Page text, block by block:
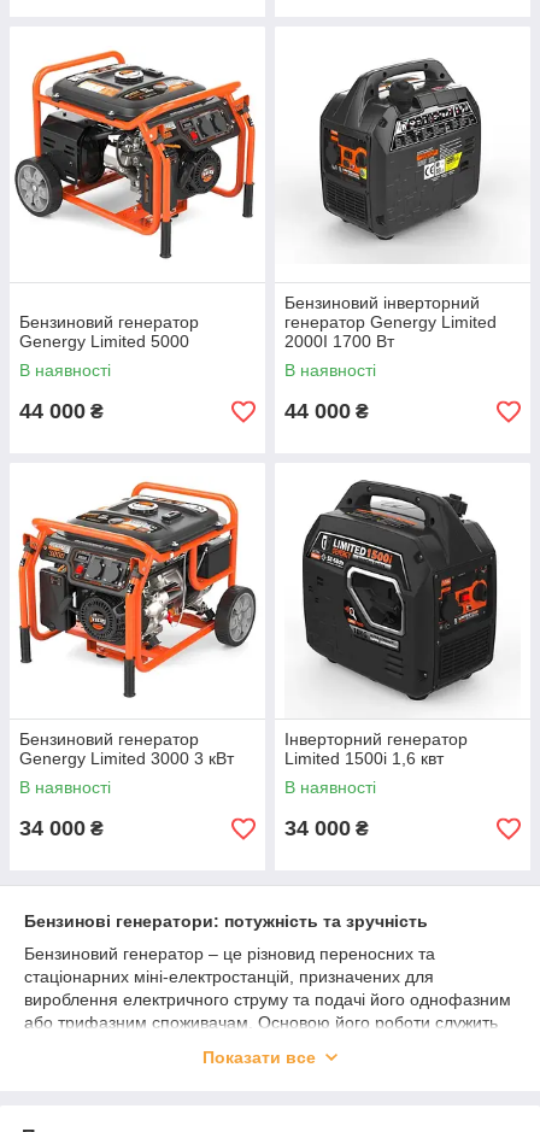
Бензиновий генератор
Genergy Limited 5000
В наявності
44 000 ₴
Бензиновий інверторний
генератор Genergy Limited
2000I 1700 Вт
В наявності
44 000 ₴
Бензиновий генератор
Genergy Limited 3000 3 кВт
В наявності
34 000 ₴
Інверторний генератор
Limited 1500і 1,6 квт
В наявності
34 000 ₴
Бензинові генератори: потужність та зручність
Бензиновий генератор – це різновид переносних та
стаціонарних міні-електростанцій, призначених для
вироблення електричного струму та подачі його однофазним
або трифазним споживачам. Основою його роботи служить
паливо. Механічна енергія двигуна перетворюється на
Показати все